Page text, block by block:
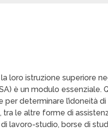
loro istruzione superiore
è un modulo essenziale.
determinare l’idoneità
le altre forme di
lavoro-studio, borse di